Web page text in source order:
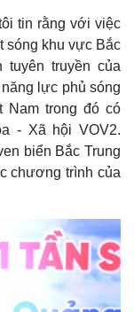
tin rằng với việc
sóng khu vực Bắc
tuyên truyền của
lực phủ sóng
Nam trong đó có
- Xã hội VOV2.
biển Bắc Trung
chương trình của